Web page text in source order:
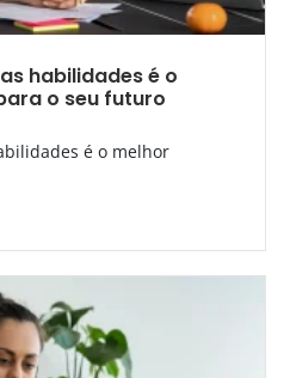
habilidades é o
o seu futuro
é o melhor